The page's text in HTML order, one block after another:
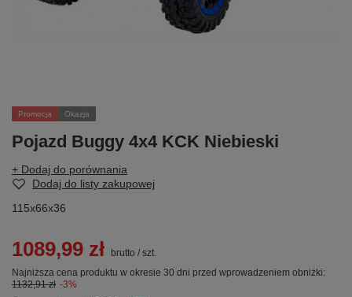
Promocja Okazja
Pojazd Buggy 4x4 KCK Niebieski
+ Dodaj do porównania
Dodaj do listy zakupowej
115x66x36
1089,99 zł brutto / szt.
Najniższa cena produktu w okresie 30 dni przed wprowadzeniem obniżki:
1132,91 zł -3%